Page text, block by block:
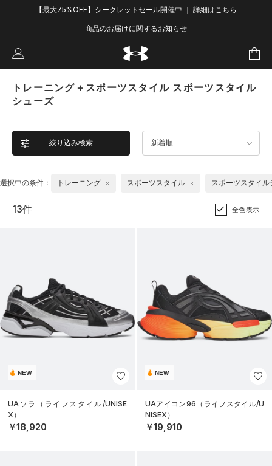
【最大75%OFF】シークレットセール開催中 ｜ 詳細はこちら
商品のお届けに関するお知らせ
トレーニング＋スポーツスタイル スポーツスタイル
シューズ
絞り込み検索 新着順
選択中の条件： トレーニング スポーツスタイル スポーツスタイル
13件 全色表示
NEW
UAソラ（ライフスタイル/UNISE
X）
￥18,920
NEW
UAアイコン96（ライフスタイル/U
NISEX）
￥19,910